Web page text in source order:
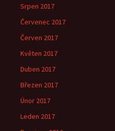
Srpen 2017
Červenec 2017
Červen 2017
Květen 2017
Duben 2017
Březen 2017
Únor 2017
Leden 2017